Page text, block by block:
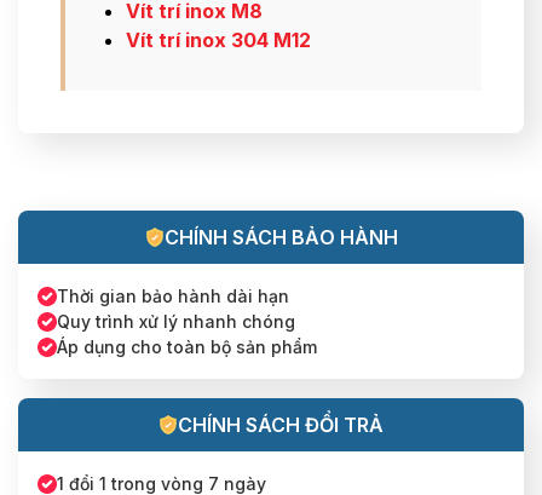
Vít trí inox M8
Vít trí inox 304 M12
CHÍNH SÁCH BẢO HÀNH
Thời gian bảo hành dài hạn
Quy trình xử lý nhanh chóng
Áp dụng cho toàn bộ sản phẩm
CHÍNH SÁCH ĐỔI TRẢ
1 đổi 1 trong vòng 7 ngày